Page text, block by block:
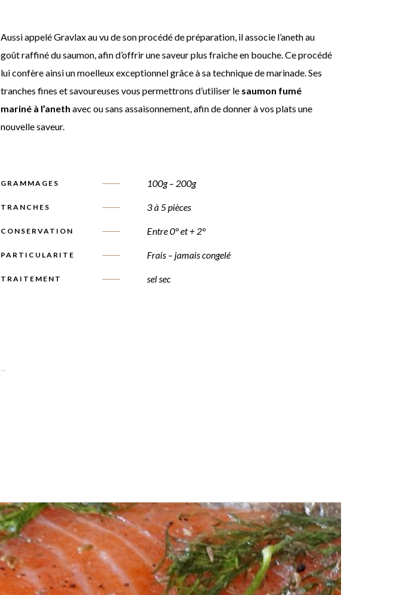
Aussi appelé Gravlax au vu de son procédé de préparation, il associe l’aneth au
goût raffiné du saumon, afin d’offrir une saveur plus fraiche en bouche. Ce procédé
lui confère ainsi un moelleux exceptionnel grâce à sa technique de marinade. Ses
tranches fines et savoureuses vous permettrons d’utiliser le saumon fumé
mariné à l’aneth avec ou sans assaisonnement, afin de donner à vos plats une
nouvelle saveur.
GRAMMAGES 100g – 200g
TRANCHES 3 à 5 pièces
CONSERVATION Entre 0° et + 2°
PARTICULARITE Frais – jamais congelé
TRAITEMENT sel sec
-